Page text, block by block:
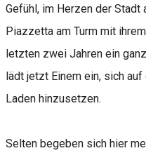
Gefühl, im Herzen der Stadt
Piazzetta am Turm mit
letzten zwei Jahren ein
lädt jetzt Einem ein, sich
Laden hinzusetzen.
Selten begeben sich hier